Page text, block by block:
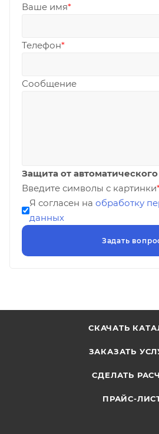
Ваше имя*
Телефон*
Сообщение
Защита от
Введите символы с картинки
Я согласен на обработку
данных
СКАЧАТЬ
ЗАКАЗАТЬ
СДЕЛАТЬ
ПРАЙС-